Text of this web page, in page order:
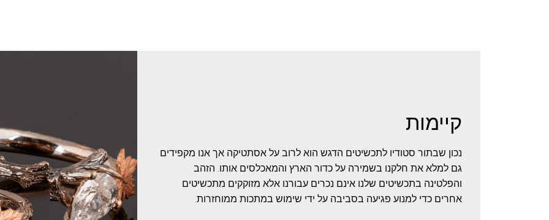
קיימות
נכון שבתור סטודיו לתכשיטים הדגש הוא לרוב על אסתטיקה אך אנו מקפידים
גם למלא את חלקנו בשמירה על כדור הארץ והמאכלסים אותו. הזהב
והפלטינה בתכשיטים שלנו אינם נכרים עבורנו אלא מזוקקים מתכשיטים
אחרים כדי למנוע פגיעה בסביבה על ידי שימוש במתכות ממוחזרות.